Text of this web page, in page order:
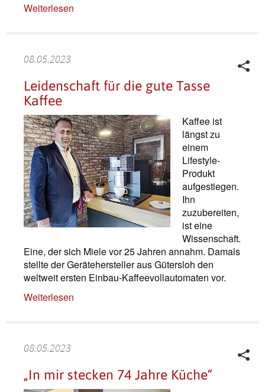
Weiterlesen
08.05.2023
Leidenschaft für die gute Tasse
Kaffee
Kaffee ist
längst zu
einem
Lifestyle-
Produkt
aufgestiegen.
Ihn
zuzubereiten,
ist eine
Wissenschaft.
Eine, der sich Miele vor 25 Jahren annahm. Damals
stellte der Gerätehersteller aus Gütersloh den
weltweit ersten Einbau-Kaffeevollautomaten vor.
Weiterlesen
08.05.2023
„In mir stecken 74 Jahre Küche“